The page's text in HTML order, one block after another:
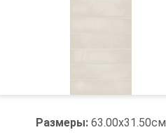
Размеры: 63.00x31.50см